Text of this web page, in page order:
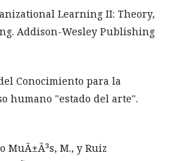
Learning II: Theory,
Addison-Wesley Publishing
Conocimiento para la
humano "estado del arte".
MuÃ±Ã³s, M., y Ruiz